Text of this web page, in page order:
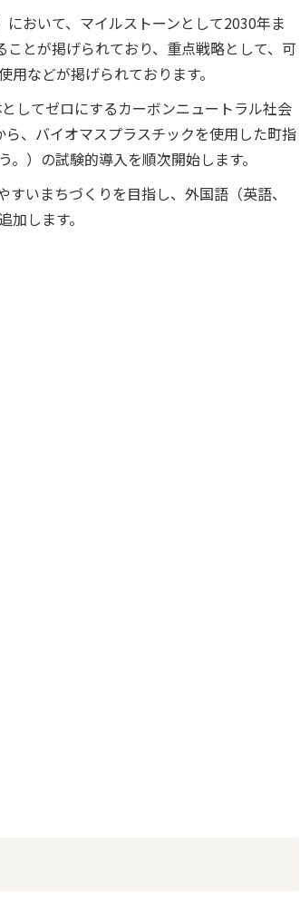
において、マイルストーンとして2030年ま
とが掲げられており、重点戦略として、可
などが掲げられております。
してゼロにするカーボンニュートラル社会
、バイオマスプラスチックを使用した町指
）の試験的導入を順次開始します。
いまちづくりを目指し、外国語（英語、
します。